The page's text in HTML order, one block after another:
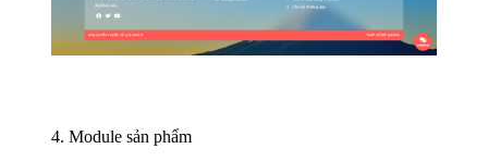
4. Module sản phẩm